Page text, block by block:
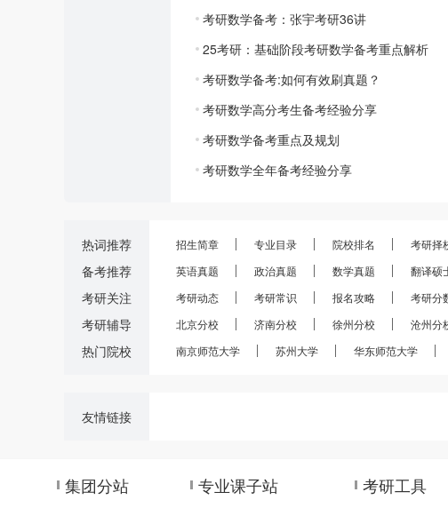
考研数学备考：张宇考研36讲
25考研：基础阶段考研数学备考重点解析
考研数学备考:如何有效刷真题？
考研数学高分考生备考经验分享
考研数学备考重点及规划
考研数学全年备考经验分享
热词推荐
备考推荐
考研关注
考研辅导
热门院校
招生简章 专业目录 院校排名 考研择
英语真题
政治真题 数学真题 翻译硕
考研动态
考研常识 报名攻略 考研分
北京分校
济南分校 徐州分校 沧州分
南京师范大学
苏州大学 华东师范大学
友情链接
集团分站 专业课子站 考研工具